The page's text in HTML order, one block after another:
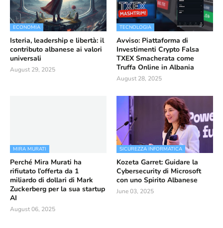
ECONOMIA
Isteria, leadership e libertà: il
contributo albanese ai valori
universali
August 29, 2025
TECNOLOGIA
Avviso: Piattaforma di
Investimenti Crypto Falsa
TXEX Smacherata come
Truffa Online in Albania
August 28, 2025
MIRA MURATI
Perché Mira Murati ha
rifiutato l’offerta da 1
miliardo di dollari di Mark
Zuckerberg per la sua startup
AI
August 06, 2025
SICUREZZA INFORMATICA
Kozeta Garret: Guidare la
Cybersecurity di Microsoft
con uno Spirito Albanese
June 03, 2025